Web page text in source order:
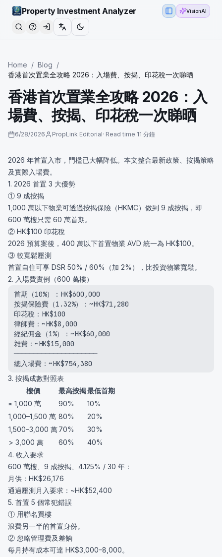
Property Investment Analyzer Toggle Sidebar
VisionAI
Home / Blog /
香港首次置業全攻略 2026：入場費、按揭、印花稅一次睇晒
香港首次置業全攻略 2026：入
場費、按揭、印花稅一次睇晒
6/28/2026 PropLink Editorial· Read time 11 分鐘
2026 年首置入市，門檻已大幅降低。本文整合最新政策、按揭策略
及實際入場費。
1. 2026 首置 3 大優勢
① 9 成按揭
1,000 萬以下物業可透過按揭保險（HKMC）做到 9 成按揭，即
600 萬樓只需 60 萬首期。
② HK$100 印花稅
2026 預算案後，400 萬以下首置物業 AVD 統一為 HK$100。
③ 較寬鬆壓測
首置自住可享 DSR 50% / 60%（加 2%），比投資物業寬鬆。
2. 入場費實例（600 萬樓）
首期（10%）：HK$600,000
按揭保險費（1.32%）：~HK$71,280
印花稅：HK$100
律師費：~HK$8,000
經紀佣金（1%）：~HK$60,000
雜費：~HK$15,000
─────────────────────
總入場費：~HK$754,380
3. 按揭成數對照表
樓價
最高按揭最低首期
≤ 1,000 萬
90%
10%
1,000–1,500 萬 80%
20%
1,500–3,000 萬70%
30%
> 3,000 萬
60%
40%
4. 收入要求
600 萬樓、9 成按揭、4.125% / 30 年：
月供：HK$26,176
通過壓測月入要求：~HK$52,400
5. 首置 5 個常犯錯誤
① 用聯名買樓
浪費另一半的首置身份。
② 忽略管理費及差餉
每月持有成本可達 HK$3,000–8,000。